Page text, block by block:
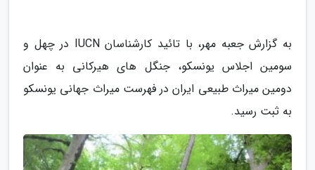
به گزارش جعبه مهر، با تائید کارشناسان IUCN در چهل و
سومین اجلاس یونسکو، جنگل های هیرکانی به عنوان
دومین میراث طبیعی ایران در فهرست میراث جهانی یونسکو
به ثبت رسید.